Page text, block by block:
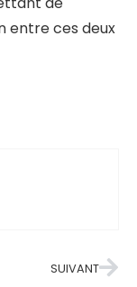
entre ces deux
SUIVANT